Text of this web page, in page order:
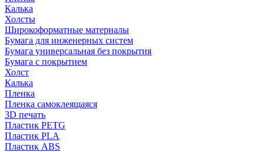
Калька
Холсты
Широкоформатные материалы
Бумага для инженерных систем
Бумага универсальная без покрытия
Бумага с покрытием
Холст
Калька
Пленка
Пленка самоклеящаяся
3D печать
Пластик PETG
Пластик PLA
Пластик ABS